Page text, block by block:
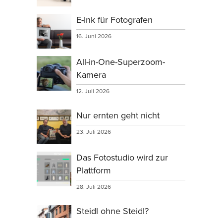
E-Ink für Fotografen
16. Juni 2026
All-in-One-Superzoom-
Kamera
12. Juli 2026
Nur ernten geht nicht
23. Juli 2026
Das Fotostudio wird zur
Plattform
28. Juli 2026
Steidl ohne Steidl?